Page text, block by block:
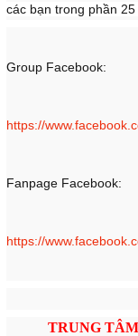
các bạn trong phần 25
Group Facebook:
https://
Fanpage Facebook:
https://
TRUNG